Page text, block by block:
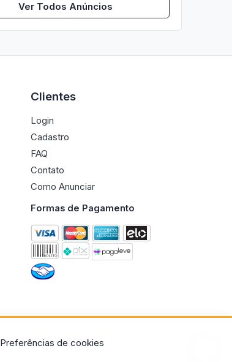
Ver Todos Anúncios
Preferências de cookies
Clientes
Login
Cadastro
FAQ
Contato
Como Anunciar
Formas de Pagamento